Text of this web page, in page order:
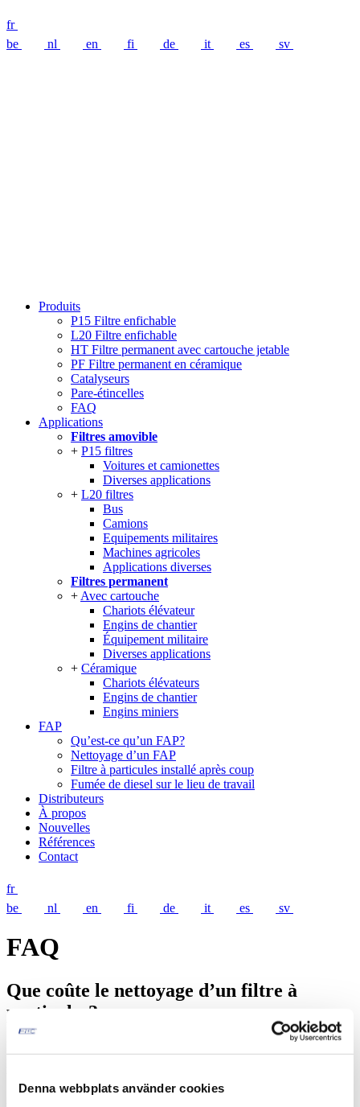
Denna webbplats använder cookies
fr
be
nl en fi de it es sv
Produits
P15 Filtre enfichable
L20 Filtre enfichable
HT Filtre permanent avec cartouche jetable
PF Filtre permanent en céramique
Catalyseurs
Pare-étincelles
FAQ
Applications
Filtres amovible
P15 filtres
Voitures et camionettes
Diverses applications
L20 filtres
Bus
Camions
Equipements militaires
Machines agricoles
Applications diverses
Filtres permanent
Avec cartouche
Chariots élévateur
Engins de chantier
Équipement militaire
Diverses applications
Céramique
Chariots élévateurs
Engins de chantier
Engins miniers
FAP
Qu’est-ce qu’un FAP?
Nettoyage d’un FAP
Filtre à particules installé après coup
Fumée de diesel sur le lieu de travail
Distributeurs
À propos
Nouvelles
Références
Contact
fr
be
nl en fi de it es sv
FAQ
Que coûte le nettoyage d’un filtre à
particules?
Nous vous conseillons de nous contacter ou le revendeur EHC le